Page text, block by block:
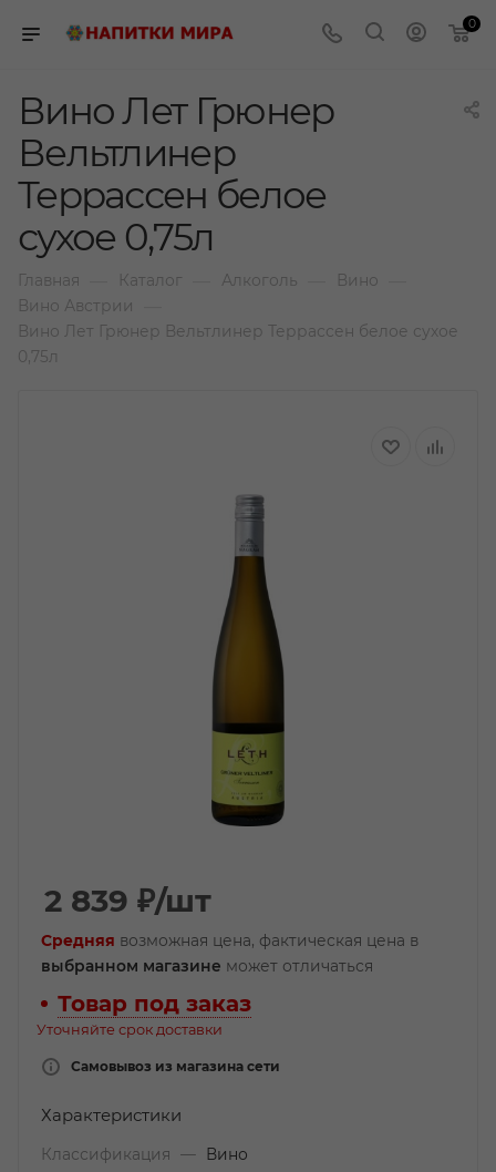
0
Вино Лет Грюнер
Вельтлинер
Террассен белое
сухое 0,75л
Главная Каталог Алкоголь Вино
Вино Австрии
Вино Лет Грюнер Вельтлинер Террассен белое сухое
0,75л
2 839 ₽/шт
Средняя возможная цена, фактическая цена в
выбранном магазине может отличаться
Товар под заказ
Уточняйте срок доставки
Самовывоз из магазина сети
Характеристики
Классификация —
Вино